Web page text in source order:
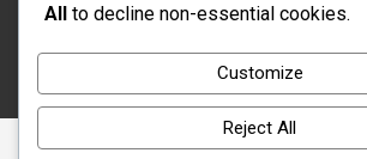
Copyright © 2026Rénovation et
Thème par :Theme Horse
Fièrement propulsé par :
All to decline non-essential cookies.
Customize
Reject All